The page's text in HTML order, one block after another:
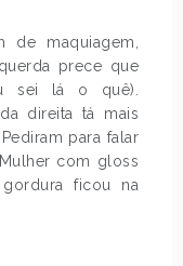
de maquiagem,
prece que
sei lá o quê).
direita tá mais
para falar
com gloss
ficou na